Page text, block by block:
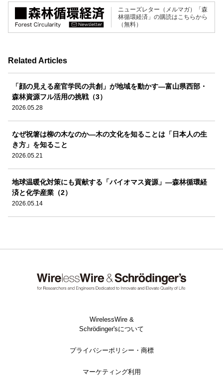
ニューズレター（メルマガ）「森
林循環経済」の購読はこちらから
（無料）
Related Articles
「顔の見える産官学民の共創」が地域を動かす―富山県西部・
森林資源フル活用の挑戦（3）
2026.05.28
なぜ祝箸は柳の木なのか―木の文化を知ることは「日本人の生
き方」を知ること
2026.05.21
地球温暖化対策にも貢献する「バイオマス資源」―森林循環経
済と化学産業（2）
2026.05.14
WirelessWire &
Schrödinger'sについて
プライバシーポリシー・商標
マーケティング利用